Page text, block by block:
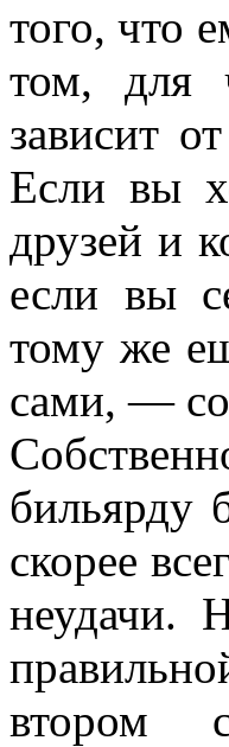
того, что
том, для
зависит
Если вы
друзей и
если вы
тому же
сами, —
бильярду
скорее
неудачи.
втором